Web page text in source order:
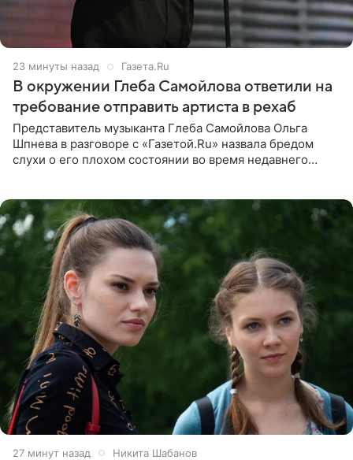
24 минуты назад Газета.Ru
В окружении Глеба Самойлова ответили на
требование отправить артиста в рехаб
Представитель музыканта Глеба Самойлова Ольга
Шпнева в разговоре с «Газетой.Ru» назвала бредом
слухи о его плохом состоянии во время недавнего
28 минут назад Никита Шабанов